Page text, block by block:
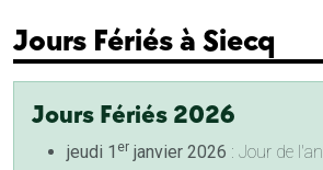
Jours Fériés à Siecq
Jours Fériés 2026
jeudi 1 er janvier 2026 : Jour de l'an